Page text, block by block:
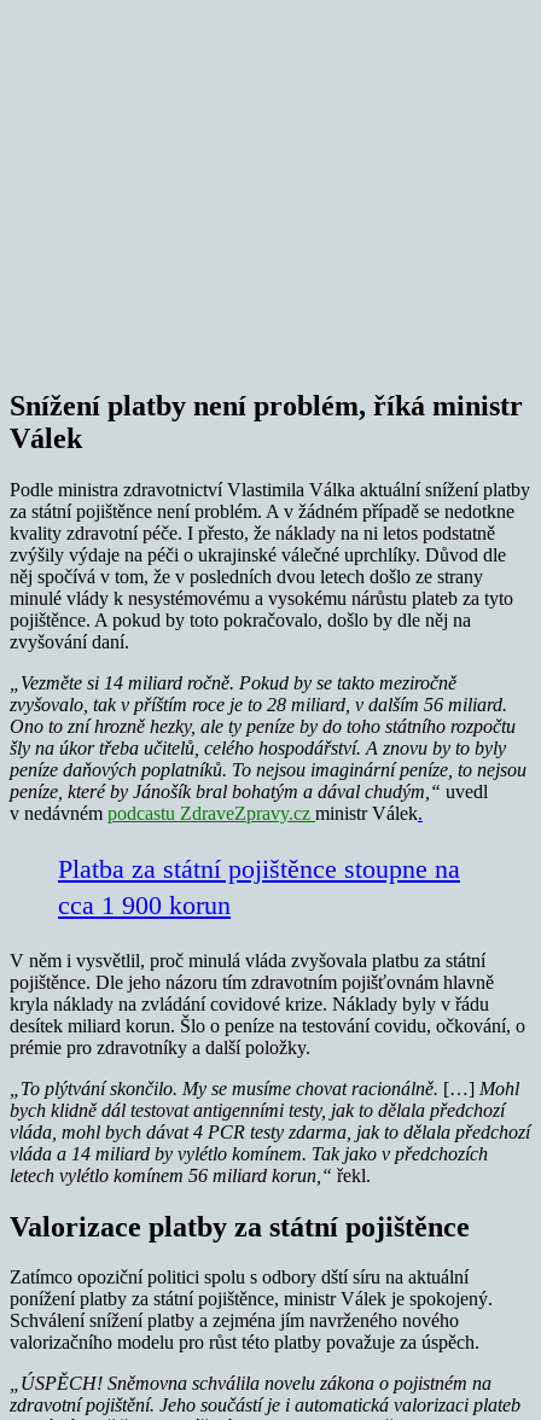
Snížení platby není problém, říká ministr
Válek
Podle ministra zdravotnictví Vlastimila Válka aktuální snížení platby
za státní pojištěnce není problém. A v žádném případě se nedotkne
kvality zdravotní péče. I přesto, že náklady na ni letos podstatně
zvýšily výdaje na péči o ukrajinské válečné uprchlíky. Důvod dle
něj spočívá v tom, že v posledních dvou letech došlo ze strany
minulé vlády k nesystémovému a vysokému nárůstu plateb za tyto
pojištěnce. A pokud by toto pokračovalo, došlo by dle něj na
zvyšování daní.
„Vezměte si 14 miliard ročně. Pokud by se takto meziročně
zvyšovalo, tak v příštím roce je to 28 miliard, v dalším 56 miliard.
Ono to zní hrozně hezky, ale ty peníze by do toho státního rozpočtu
šly na úkor třeba učitelů, celého hospodářství. A znovu by to byly
peníze daňových poplatníků. To nejsou imaginární peníze, to nejsou
peníze, které by Jánošík bral bohatým a dával chudým,“ uvedl
v nedávném podcastu ZdraveZpravy.cz ministr Válek.
Platba za státní pojištěnce stoupne na
cca 1 900 korun
V něm i vysvětlil, proč minulá vláda zvyšovala platbu za státní
pojištěnce. Dle jeho názoru tím zdravotním pojišťovnám hlavně
kryla náklady na zvládání covidové krize. Náklady byly v řádu
desítek miliard korun. Šlo o peníze na testování covidu, očkování, o
prémie pro zdravotníky a další položky.
„To plýtvání skončilo. My se musíme chovat racionálně. […] Mohl
bych klidně dál testovat antigenními testy, jak to dělala předchozí
vláda, mohl bych dávat 4 PCR testy zdarma, jak to dělala předchozí
vláda a 14 miliard by vylétlo komínem. Tak jako v předchozích
letech vylétlo komínem 56 miliard korun,“ řekl.
Valorizace platby za státní pojištěnce
Zatímco opoziční politici spolu s odbory dští síru na aktuální
ponížení platby za státní pojištěnce, ministr Válek je spokojený.
Schválení snížení platby a zejména jím navrženého nového
valorizačního modelu pro růst této platby považuje za úspěch.
„ÚSPĚCH! Sněmovna schválila novelu zákona o pojistném na
zdravotní pojištění. Jeho součástí je i automatická valorizaci plateb